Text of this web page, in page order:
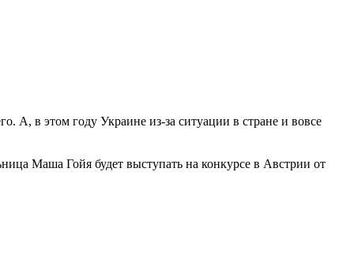
А, в этом году Украине из-за ситуации в стране и вовсе
Маша Гойя будет выступать на конкурсе в Австрии от